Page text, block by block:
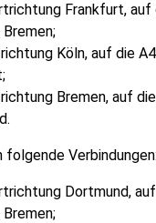
Frankfurt, auf
Köln, auf die
Bremen, auf
Verbindungen:
Dortmund,